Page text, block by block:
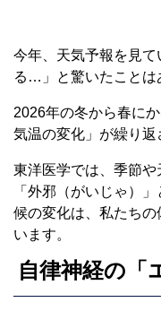
今年、天気予報を見
る…」と驚いたことは
2026年の冬から春に
気温の変化」が繰り返
東洋医学では、季節
「外邪（がいじゃ）
候の変化は、私たち
います。
自律神経の「